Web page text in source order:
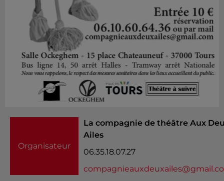
Organisateur
La compagnie de théâtre Aux
Ailes
06.35.18.07.27